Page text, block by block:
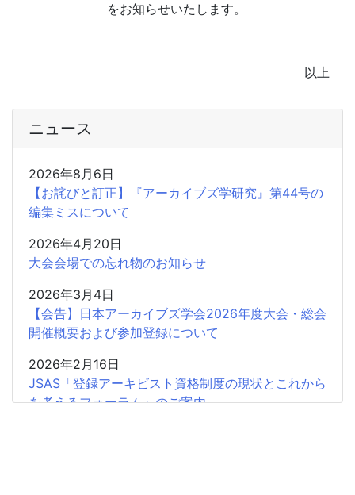
をお知らせいたします。
以上
ニュース
2026年8月6日
【お詫びと訂正】『アーカイブズ学研究』第44号の
編集ミスについて
2026年4月20日
大会会場での忘れ物のお知らせ
2026年3月4日
【会告】日本アーカイブズ学会2026年度大会・総会
開催概要および参加登録について
2026年2月16日
JSAS「登録アーキビスト資格制度の現状とこれから
を考えるフォーラム」のご案内